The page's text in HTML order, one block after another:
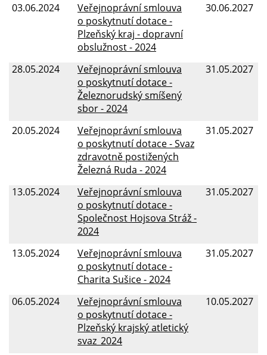
03.06.2024
30.06.2027
Veřejnoprávní smlouva
o poskytnutí dotace -
Plzeňský kraj - dopravní
obslužnost - 2024
28.05.2024
31.05.2027
Veřejnoprávní smlouva
o poskytnutí dotace -
Železnorudský smíšený
sbor - 2024
20.05.2024
31.05.2027
Veřejnoprávní smlouva
o poskytnutí dotace - Svaz
zdravotně postižených
Železná Ruda - 2024
13.05.2024
31.05.2027
Veřejnoprávní smlouva
o poskytnutí dotace -
Společnost Hojsova Stráž -
2024
13.05.2024
31.05.2027
Veřejnoprávní smlouva
o poskytnutí dotace -
Charita Sušice - 2024
06.05.2024
10.05.2027
Veřejnoprávní smlouva
o poskytnutí dotace -
Plzeňský krajský atletický
svaz_2024